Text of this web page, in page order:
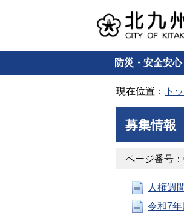
防災・安全安心
現在位置： ト
募集情報
ページ番号
人権週
令和7